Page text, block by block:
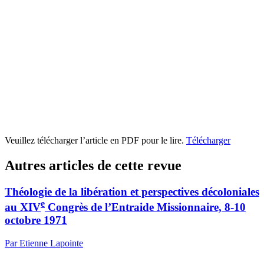
Veuillez télécharger l’article en PDF pour le lire. Télécharger
Autres articles de cette revue
Théologie de la libération et perspectives décoloniales
au XIVe Congrès de l’Entraide Missionnaire, 8-10
octobre 1971
Par Etienne Lapointe